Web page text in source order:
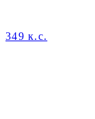
349 к.с.